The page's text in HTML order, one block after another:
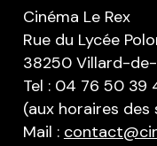
Cinéma Le Rex
Rue du Lycée
38250 Villard-
Tel : 04 76 50 39
(aux horaires des
Mail :